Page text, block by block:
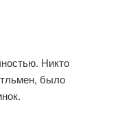
Никто
было